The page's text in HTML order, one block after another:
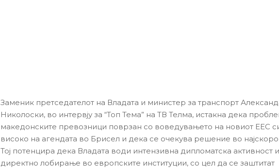
Заменик претседателот на Владата и министер за транспорт
Николоски, во интервју за “Топ Тема” на ТВ Телма, истакна дека
македонските превозници поврзан со воведувањето на новиот ЕЕС
високо на агендата во Брисел и дека се очекува решение во
Тој потенцира дека Владата води интензивна дипломатска активност и
директно лобирање во европските институции, со цел да се заштитат